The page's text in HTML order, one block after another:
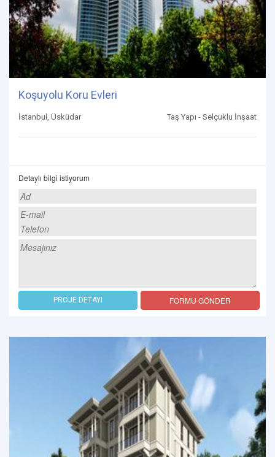
Koşuyolu Koru Evleri
İstanbul, Üsküdar Taş Yapı - Selçuklu İnşaat
Detaylı bilgi istiyorum
PROJE DETAYI FORMU GÖNDER